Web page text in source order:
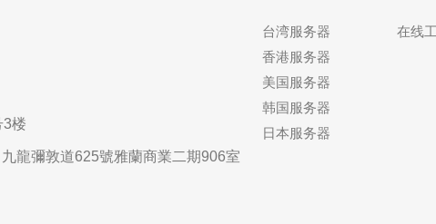
3楼
龍彌敦道625號雅蘭商業二期906室
台湾服务器
香港服务器
美国服务器
韩国服务器
日本服务器
在线